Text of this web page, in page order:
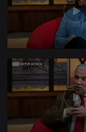
285345